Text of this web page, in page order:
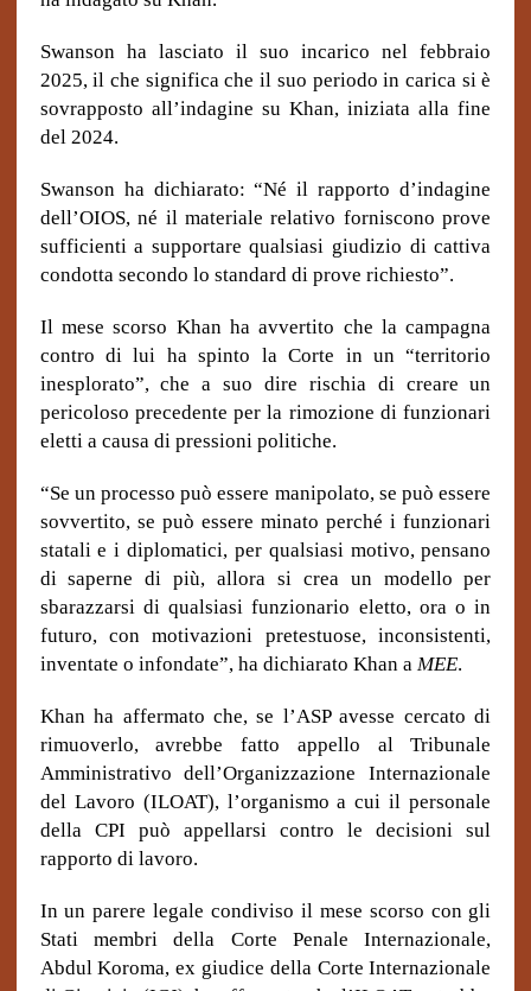
Swanson ha lasciato il suo incarico nel febbraio
2025, il che significa che il suo periodo in carica si è
sovrapposto all’indagine su Khan, iniziata alla fine
del 2024.
Swanson ha dichiarato: “Né il rapporto d’indagine
dell’OIOS, né il materiale relativo forniscono prove
sufficienti a supportare qualsiasi giudizio di cattiva
condotta secondo lo standard di prove richiesto”.
Il mese scorso Khan ha avvertito che la campagna
contro di lui ha spinto la Corte in un “territorio
inesplorato”, che a suo dire rischia di creare un
pericoloso precedente per la rimozione di funzionari
eletti a causa di pressioni politiche.
“Se un processo può essere manipolato, se può essere
sovvertito, se può essere minato perché i funzionari
statali e i diplomatici, per qualsiasi motivo, pensano
di saperne di più, allora si crea un modello per
sbarazzarsi di qualsiasi funzionario eletto, ora o in
futuro, con motivazioni pretestuose, inconsistenti,
inventate o infondate”, ha dichiarato Khan a MEE.
Khan ha affermato che, se l’ASP avesse cercato di
rimuoverlo, avrebbe fatto appello al Tribunale
Amministrativo dell’Organizzazione Internazionale
del Lavoro (ILOAT), l’organismo a cui il personale
della CPI può appellarsi contro le decisioni sul
rapporto di lavoro.
In un parere legale condiviso il mese scorso con gli
Stati membri della Corte Penale Internazionale,
Abdul Koroma, ex giudice della Corte Internazionale